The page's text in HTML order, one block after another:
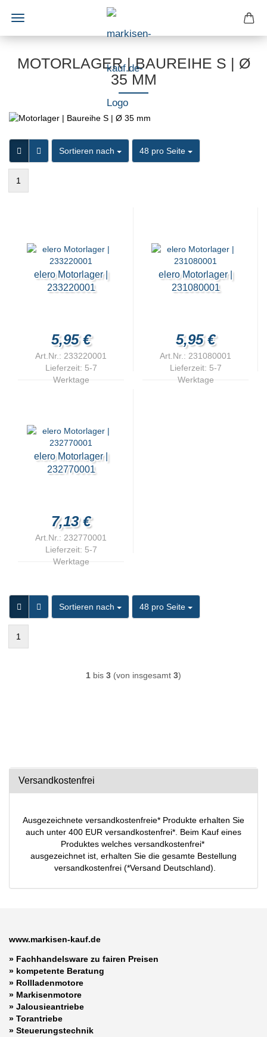
MOTORLAGER | BAUREIHE S | Ø
35 MM
Sortieren nach
Sortieren nach 48 pro Seite
pro Seite
1
elero Motorlager |
233220001
5,95 €
Art.Nr.: 233220001
Lieferzeit: 5-7
Werktage
elero Motorlager |
231080001
5,95 €
Art.Nr.: 231080001
Lieferzeit: 5-7
Werktage
elero Motorlager |
232770001
7,13 €
Art.Nr.: 232770001
Lieferzeit: 5-7
Werktage
Sortieren nach
Sortieren nach 48 pro Seite
pro Seite
1
1 bis 3 (von insgesamt 3)
Versandkostenfrei
Ausgezeichnete versandkostenfreie* Produkte erhalten Sie
auch unter 400 EUR versandkostenfrei*. Beim Kauf eines
Produktes welches versandkostenfrei*
ausgezeichnet ist, erhalten Sie die gesamte Bestellung
versandkostenfrei (*Versand Deutschland).
www.markisen-kauf.de
» Fachhandelsware zu fairen Preisen
» kompetente Beratung
» Rollladenmotore
» Markisenmotore
» Jalousieantriebe
» Torantriebe
» Steuerungstechnik